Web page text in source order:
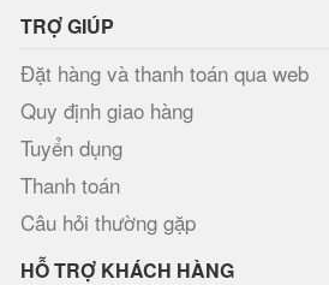
TRỢ GIÚP
Đặt hàng và thanh toán qua web
Quy định giao hàng
Tuyển dụng
Thanh toán
Câu hỏi thường gặp
HỖ TRỢ KHÁCH HÀNG